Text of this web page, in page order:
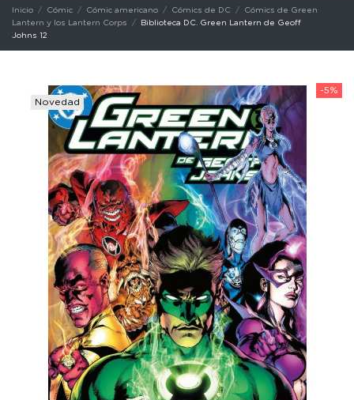
Inicio Cómic Cómic americano Cómics de DC
Cómics de Green
Lantern y los Lantern Corps
Biblioteca DC. Green Lantern de Geoff
Johns 12
-5%
Novedad